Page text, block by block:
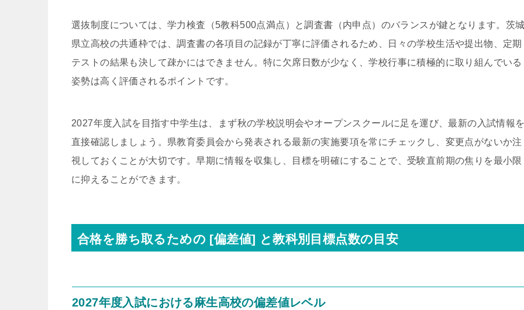
選抜制度については、学力検査（5教科500点満点）と調査書（内申点）のバランスが鍵となります。茨
県立高校の共通枠では、調査書の各項目の記録が丁寧に評価されるため、日々の学校生活や提出物、定期
テストの結果も決して疎かにはできません。特に欠席日数が少なく、学校行事に積極的に取り組んでいる
姿勢は高く評価されるポイントです。
2027年度入試を目指す中学生は、まず秋の学校説明会やオープンスクールに足を運び、最新の入試情報
直接確認しましょう。県教育委員会から発表される最新の実施要項を常にチェックし、変更点がないか注
視しておくことが大切です。早期に情報を収集し、目標を明確にすることで、受験直前期の焦りを最小限
に抑えることができます。
合格を勝ち取るための [偏差値] と教科別目標点数の目安
2027年度入試における麻生高校の偏差値レベル